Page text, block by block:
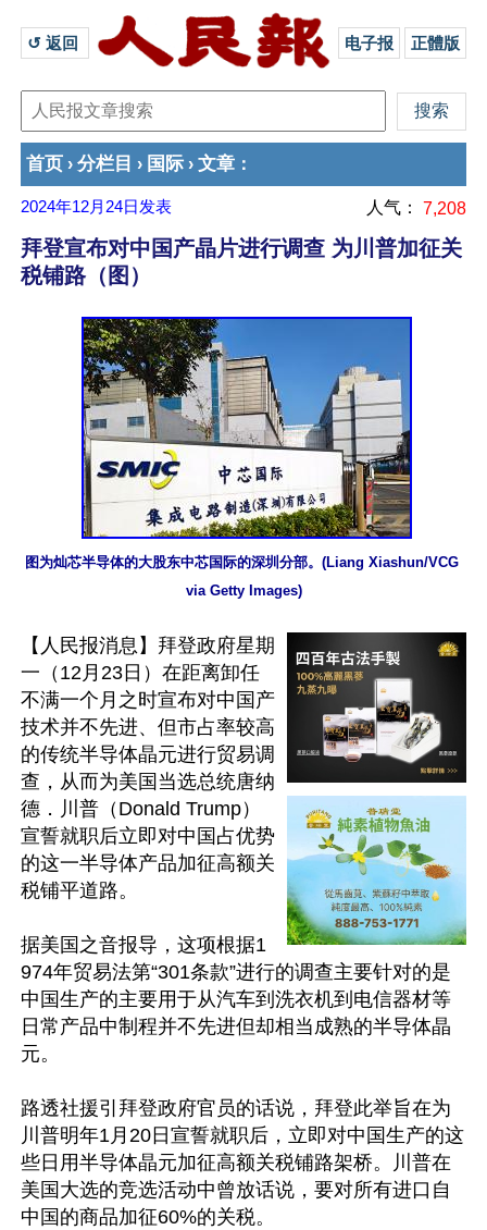
↺ 返回 电子报 正體版
首页 › 分栏目 › 国际 › 文章 ：
2024年12月24日 发表 人气： 7,208
拜登宣布对中国产晶片进行调查 为川普加征关
税铺路（图）
图为灿芯半导体的大股东中芯国际的深圳分部。(Liang Xiashun/VCG
via Getty Images)
【人民报消息】拜登政府星期
一（12月23日）在距离卸任
不满一个月之时宣布对中国产
技术并不先进、但市占率较高
的传统半导体晶元进行贸易调
查，从而为美国当选总统唐纳
德．川普（Donald Trump）
宣誓就职后立即对中国占优势
的这一半导体产品加征高额关
税铺平道路。
据美国之音报导，这项根据1
974年贸易法第“301条款”进行的调查主要针对的是
中国生产的主要用于从汽车到洗衣机到电信器材等
日常产品中制程并不先进但却相当成熟的半导体晶
元。
路透社援引拜登政府官员的话说，拜登此举旨在为
川普明年1月20日宣誓就职后，立即对中国生产的这
些日用半导体晶元加征高额关税铺路架桥。川普在
美国大选的竞选活动中曾放话说，要对所有进口自
中国的商品加征60%的关税。